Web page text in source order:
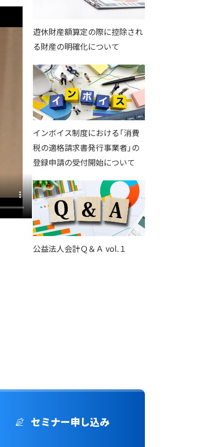
遊休財産額算定の際に控除され
る財産の明確化について
インボイス制度における「消費
税の適格請求書発行事業者」の
登録申請の受付開始について
公益法人会計Ｑ＆Ａ vol.１
セミナー申し込み